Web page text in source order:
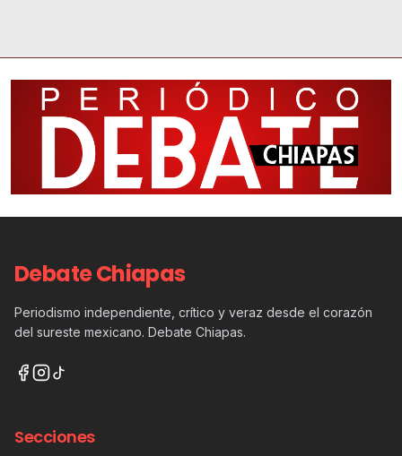
Debate Chiapas
Periodismo independiente, crítico y veraz desde el corazón
del sureste mexicano. Debate Chiapas.
Secciones